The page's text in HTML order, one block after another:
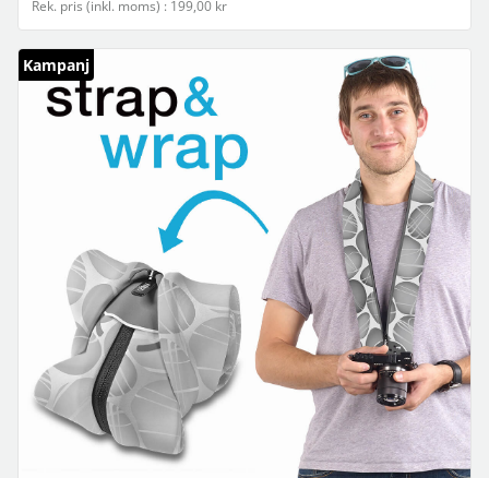
Rek. pris (inkl. moms) : 199,00 kr
Kampanj